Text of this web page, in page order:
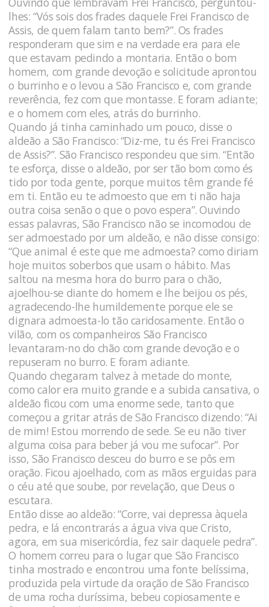
lhes: “Vós sois dos frades daquele Frei Francisco de
Assis, de quem falam tanto bem?”. Os frades
responderam que sim e na verdade era para ele
que estavam pedindo a montaria. Então o bom
homem, com grande devoção e solicitude aprontou
o burrinho e o levou a São Francisco e, com grande
reverência, fez com que montasse. E foram adiante;
e o homem com eles, atrás do burrinho.
Quando já tinha caminhado um pouco, disse o
aldeão a São Francisco: “Diz-me, tu és Frei Francisco
de Assis?”. São Francisco respondeu que sim. “Então
te esforça, disse o aldeão, por ser tão bom como és
tido por toda gente, porque muitos têm grande fé
em ti. Então eu te admoesto que em ti não haja
outra coisa senão o que o povo espera”. Ouvindo
essas palavras, São Francisco não se incomodou de
ser admoestado por um aldeão, e não disse consigo:
“Que animal é este que me admoesta? como diriam
hoje muitos soberbos que usam o hábito. Mas
saltou na mesma hora do burro para o chão,
ajoelhou-se diante do homem e lhe beijou os pés,
agradecendo-lhe humildemente porque ele se
dignara admoesta-lo tão caridosamente. Então o
vilão, com os companheiros São Francisco
levantaram-no do chão com grande devoção e o
repuseram no burro. E foram adiante.
Quando chegaram talvez à metade do monte,
como calor era muito grande e a subida cansativa, o
aldeão ficou com uma enorme sede, tanto que
começou a gritar atrás de São Francisco dizendo: “Ai
de mim! Estou morrendo de sede. Se eu não tiver
alguma coisa para beber já vou me sufocar”. Por
isso, São Francisco desceu do burro e se pôs em
oração. Ficou ajoelhado, com as mãos erguidas para
o céu até que soube, por revelação, que Deus o
escutara.
Então disse ao aldeão: “Corre, vai depressa àquela
pedra, e lá encontrarás a água viva que Cristo,
agora, em sua misericórdia, fez sair daquele pedra”.
O homem correu para o lugar que São Francisco
tinha mostrado e encontrou uma fonte belíssima,
produzida pela virtude da oração de São Francisco
de uma rocha duríssima, bebeu copiosamente e